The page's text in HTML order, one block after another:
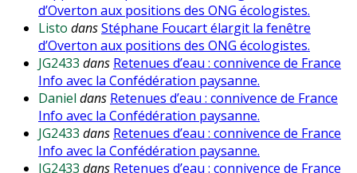
d’Overton aux positions des ONG écologistes.
Listo dansStéphane Foucart élargit la fenêtre
d’Overton aux positions des ONG écologistes.
JG2433 dans Retenues d’eau : connivence de France
Info avec la Confédération paysanne.
Daniel dans Retenues d’eau : connivence de France
Info avec la Confédération paysanne.
JG2433 dans Retenues d’eau : connivence de France
Info avec la Confédération paysanne.
JG2433 dans Retenues d’eau : connivence de France